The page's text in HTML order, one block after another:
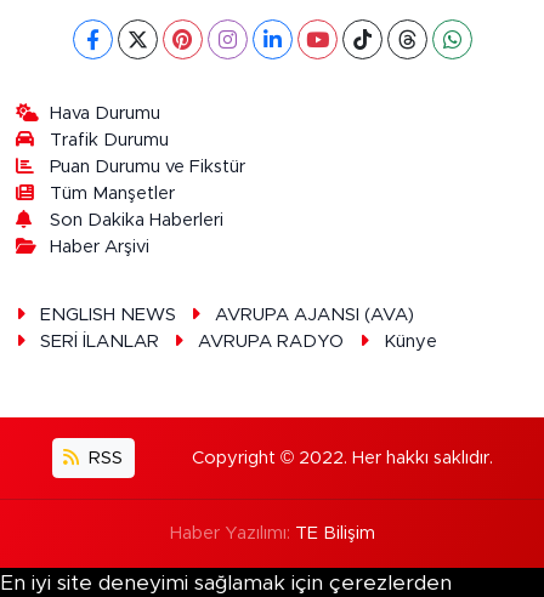
Hava Durumu
Trafik Durumu
Puan Durumu ve Fikstür
Tüm Manşetler
Son Dakika Haberleri
Haber Arşivi
ENGLISH NEWS
AVRUPA AJANSI (AVA)
SERİ İLANLAR
AVRUPA RADYO Künye
RSS Copyright © 2022. Her hakkı saklıdır.
Haber Yazılımı: TE Bilişim
En iyi site deneyimi sağlamak için çerezlerden